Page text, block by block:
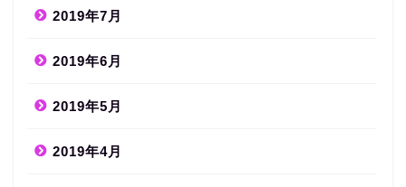
2019年7月
2019年6月
2019年5月
2019年4月